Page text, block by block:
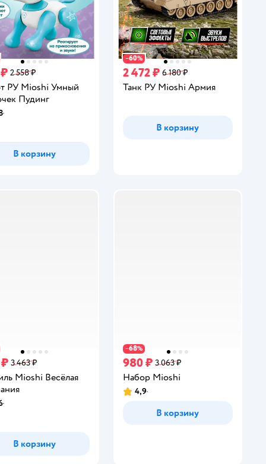
2 558 ₽
РУ Mioshi Умный
Пудинг
В корзину
−60%
2 472 ₽ 6 180 ₽
Танк РУ Mioshi Армия
В корзину
3 463 ₽
Mioshi Весёлая
В корзину
−68%
980 ₽ 3 063 ₽
Набор Mioshi
Рейтинг:
4,9
В корзину